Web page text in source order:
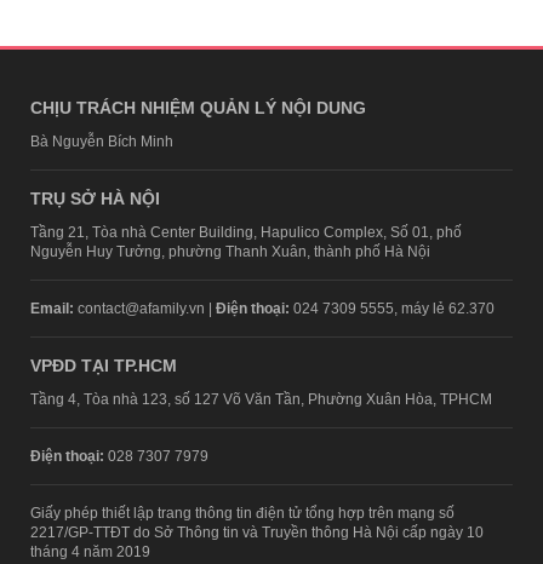
CHỊU TRÁCH NHIỆM QUẢN LÝ NỘI DUNG
Bà Nguyễn Bích Minh
TRỤ SỞ HÀ NỘI
Tầng 21, Tòa nhà Center Building, Hapulico Complex, Số 01, phố
Nguyễn Huy Tưởng, phường Thanh Xuân, thành phố Hà Nội
Email: contact@afamily.vn | Điện thoại: 024 7309 5555, máy lẻ 62.370
VPĐD TẠI TP.HCM
Tầng 4, Tòa nhà 123, số 127 Võ Văn Tần, Phường Xuân Hòa, TPHCM
Điện thoại: 028 7307 7979
Giấy phép thiết lập trang thông tin điện tử tổng hợp trên mạng số
2217/GP-TTĐT do Sở Thông tin và Truyền thông Hà Nội cấp ngày 10
tháng 4 năm 2019